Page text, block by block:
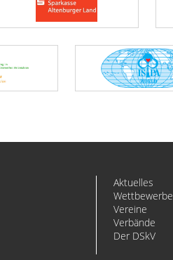
Aktuelles
Wettbewerbe
Vereine
Verbände
Der DSkV